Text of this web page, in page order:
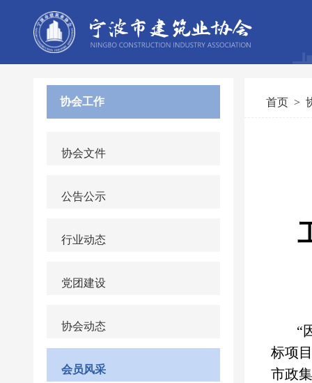
协会工作
协会文件
公告公示
行业动态
党团建设
协会动态
会员风采
首页>